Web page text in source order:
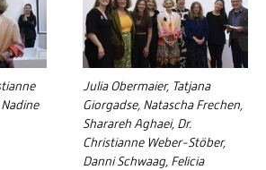
Julia Obermaier, Tatjana
Giorgadse, Natascha Frechen,
Sharareh Aghaei, Dr.
Christianne Weber-Stöber,
Danni Schwaag, Felicia